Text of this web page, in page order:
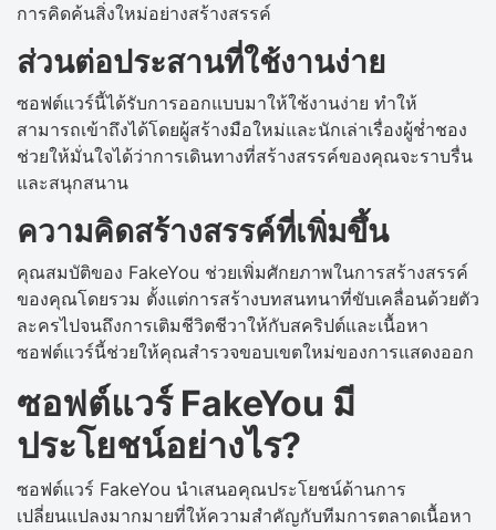
การคิดค้นสิ่งใหม่อย่างสร้างสรรค์
ส่วนต่อประสานที่ใช้งานง่าย
ซอฟต์แวร์นี้ได้รับการออกแบบมาให้ใช้งานง่าย ทำให้
สามารถเข้าถึงได้โดยผู้สร้างมือใหม่และนักเล่าเรื่องผู้ช่ำชอง
ช่วยให้มั่นใจได้ว่าการเดินทางที่สร้างสรรค์ของคุณจะราบรื่น
และสนุกสนาน
ความคิดสร้างสรรค์ที่เพิ่มขึ้น
คุณสมบัติของ FakeYou ช่วยเพิ่มศักยภาพในการสร้างสรรค์
ของคุณโดยรวม ตั้งแต่การสร้างบทสนทนาที่ขับเคลื่อนด้วยตัว
ละครไปจนถึงการเติมชีวิตชีวาให้กับสคริปต์และเนื้อหา
ซอฟต์แวร์นี้ช่วยให้คุณสำรวจขอบเขตใหม่ของการแสดงออก
ซอฟต์แวร์ FakeYou มี
ประโยชน์อย่างไร?
ซอฟต์แวร์ FakeYou นำเสนอคุณประโยชน์ด้านการ
เปลี่ยนแปลงมากมายที่ให้ความสำคัญกับทีมการตลาดเนื้อหา